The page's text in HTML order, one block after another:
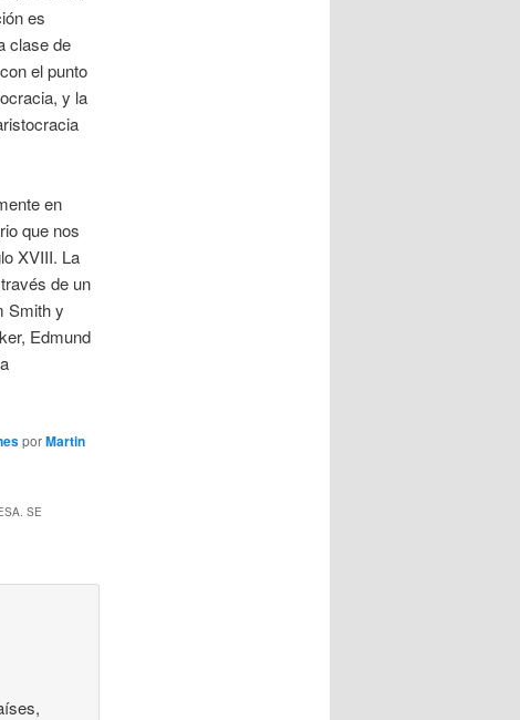
es
clase de
el punto
y la
en
que nos
XVIII. La
de un
Smith y
Edmund
porMartin
SE